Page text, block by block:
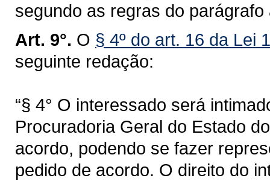
segundo as regras do parágrafo
Art. 9°. O § 4º do art. 16 da Lei
seguinte redação:
“§ 4° O interessado será
Procuradoria Geral do Estado
acordo, podendo se fazer
pedido de acordo. O direito do